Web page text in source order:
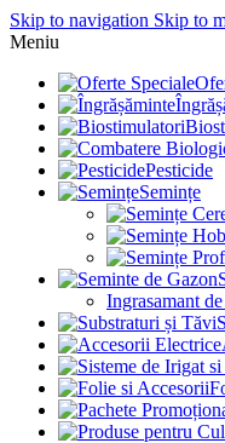
Skip to navigation Skip to
Meniu
Pesticide
Semințe
Ingrasamant